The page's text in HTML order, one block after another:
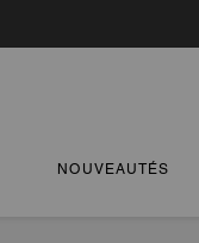
NOUVEAUTÉS